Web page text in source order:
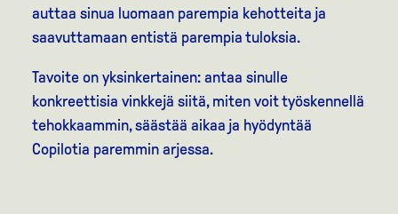
auttaa sinua luomaan parempia kehotteita ja
saavuttamaan entistä parempia tuloksia.
Tavoite on yksinkertainen: antaa sinulle
konkreettisia vinkkejä siitä, miten voit työskennellä
tehokkaammin, säästää aikaa ja hyödyntää
Copilotia paremmin arjessa.